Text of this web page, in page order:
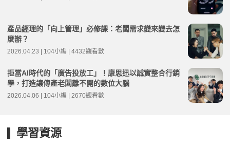
產品經理的「向上管理」必修課：老闆需求變來變去怎
麼辦？
2026.04.23 | 104小編 | 4432觀看數
拒當AI時代的「廣告投放工」！康思迅以誠實整合行銷
學，打造讓傳產老闆離不開的數位大腦
2026.04.06 | 104小編 | 2670觀看數
學習資源